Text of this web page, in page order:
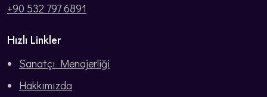
+90 532 797 6891
Hızlı Linkler
Sanatçı Menajerliği
Hakkımızda